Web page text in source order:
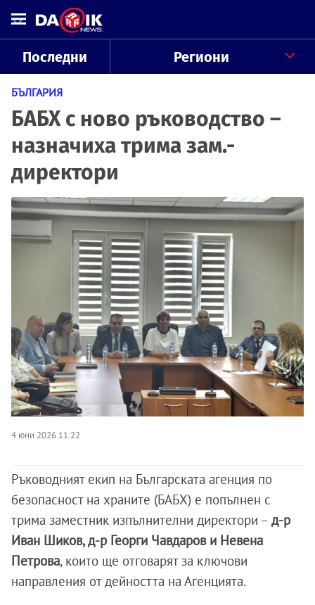
Последни Региони
БЪЛГАРИЯ
БАБХ с ново ръководство –
назначиха трима зам.-
директори
4 юни 2026 11:22
Ръководният екип на Българската агенция по
безопасност на храните (БАБХ) е попълнен с
трима заместник изпълнителни директори – д-р
Иван Шиков, д-р Георги Чавдаров и Невена
Петрова, които ще отговарят за ключови
направления от дейността на Агенцията.